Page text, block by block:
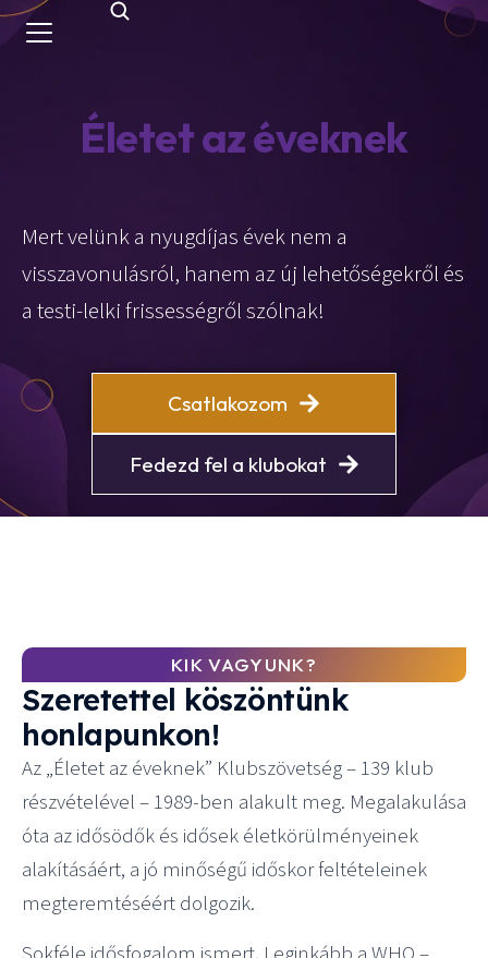
Életet az éveknek
Mert velünk a nyugdíjas évek nem a
visszavonulásról, hanem az új lehetőségekről és
a testi-lelki frissességről szólnak!
Csatlakozom
Fedezd fel a klubokat
KIK VAGYUNK?
Szeretettel köszöntünk
honlapunkon!
Az „Életet az éveknek” Klubszövetség – 139 klub
részvételével – 1989-ben alakult meg. Megalakulása
óta az idősödők és idősek életkörülményeinek
alakításáért, a jó minőségű időskor feltételeinek
megteremtéséért dolgozik.